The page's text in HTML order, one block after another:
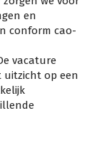
en
conform cao-
vacature
uitzicht op een